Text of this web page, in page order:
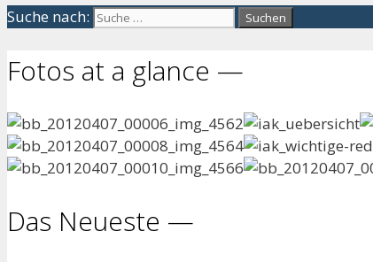
Suche nach:
Fotos at a glance —
Das Neueste —